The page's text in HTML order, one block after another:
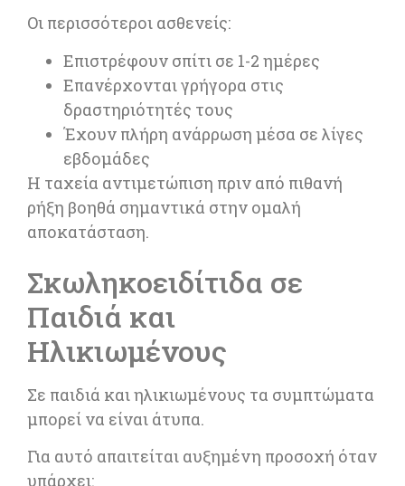
Οι περισσότεροι ασθενείς:
Επιστρέφουν σπίτι σε 1-2 ημέρες
Επανέρχονται γρήγορα στις
δραστηριότητές τους
Έχουν πλήρη ανάρρωση μέσα σε λίγες
εβδομάδες
Η ταχεία αντιμετώπιση πριν από πιθανή
ρήξη βοηθά σημαντικά στην ομαλή
αποκατάσταση.
Σκωληκοειδίτιδα σε
Παιδιά και
Ηλικιωμένους
Σε παιδιά και ηλικιωμένους τα συμπτώματα
μπορεί να είναι άτυπα.
Για αυτό απαιτείται αυξημένη προσοχή όταν
υπάρχει: